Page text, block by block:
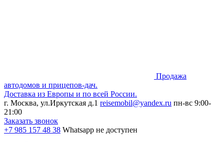
Продажа
автодомов и прицепов-дач.
Доставка из Европы и по всей России.
г. Москва, ул.Иркутская д.1 reisemobil@yandex.ru пн-вс 9:00-
21:00
Заказать звонок
+7 985 157 48 38 Whatsapp не доступен